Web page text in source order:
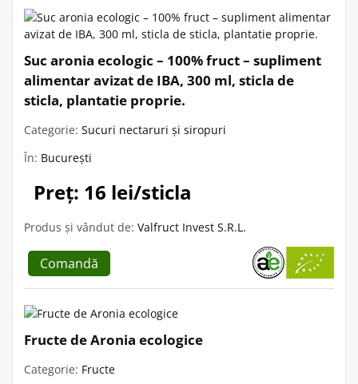
Suc aronia ecologic – 100% fruct – supliment
alimentar avizat de IBA, 300 ml, sticla de
sticla, plantatie proprie.
Categorie: Sucuri nectaruri și siropuri
În: București
Preț: 16 lei/sticla
Produs și vândut de: Valfruct Invest S.R.L.
Comandă
Fructe de Aronia ecologice
Categorie: Fructe